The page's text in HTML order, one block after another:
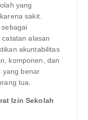
yang
sakit.
alasan
akuntabilitas
komponen, dan
yang benar
tua.
Izin Sekolah